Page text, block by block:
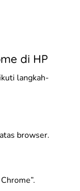
di HP
langkah-
browser.